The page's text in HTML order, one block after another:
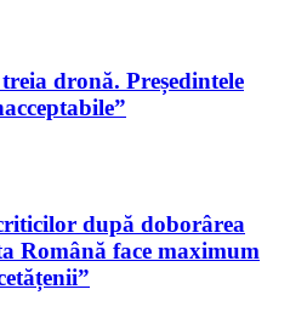
dronă. Președintele
după doborârea
Română face maximum